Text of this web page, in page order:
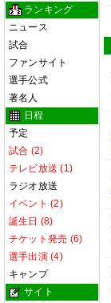
ランキング
ニュース
試合
ファンサイト
選手公式
著名人
日程
予定
試合 (2)
テレビ放送 (1)
ラジオ放送
イベント (2)
誕生日 (8)
チケット発売 (6)
選手出演 (4)
キャンプ
サイト